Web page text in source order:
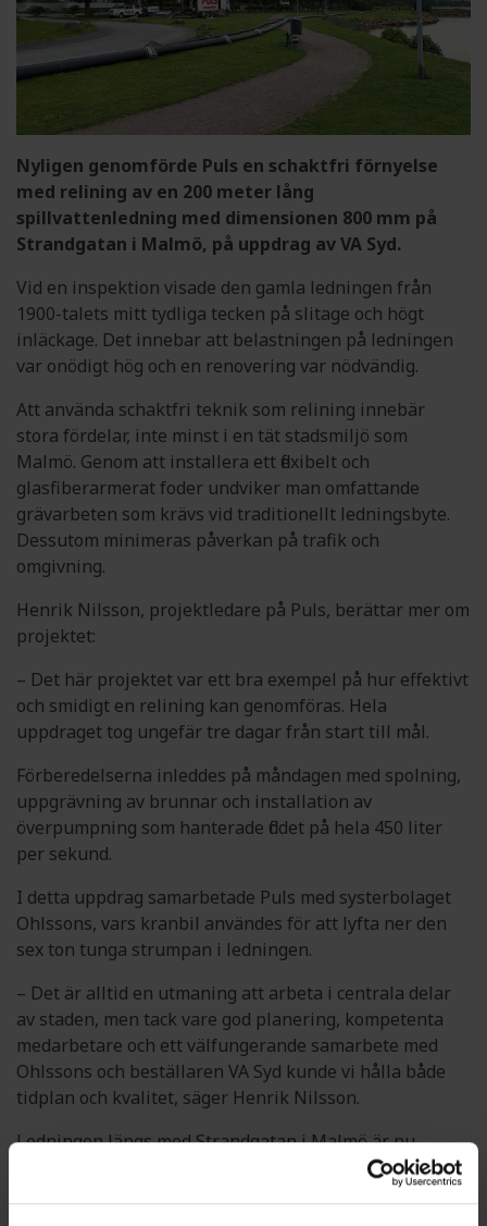
Nyligen genomförde Puls en schaktfri förnyelse
med relining av en 200 meter lång
spillvattenledning med dimensionen 800 mm på
Strandgatan i Malmö, på uppdrag av VA Syd.
Vid en inspektion visade den gamla ledningen från
1900-talets mitt tydliga tecken på slitage och högt
inläckage. Det innebar att belastningen på ledningen
var onödigt hög och en renovering var nödvändig.
Att använda schaktfri teknik som relining innebär
stora fördelar, inte minst i en tät stadsmiljö som
Malmö. Genom att installera ett flexibelt och
glasfiberarmerat foder undviker man omfattande
grävarbeten som krävs vid traditionellt ledningsbyte.
Dessutom minimeras påverkan på trafik och
omgivning.
Henrik Nilsson, projektledare på Puls, berättar mer om
projektet:
– Det här projektet var ett bra exempel på hur effektivt
och smidigt en relining kan genomföras. Hela
uppdraget tog ungefär tre dagar från start till mål.
Förberedelserna inleddes på måndagen med spolning,
uppgrävning av brunnar och installation av
överpumpning som hanterade flödet på hela 450 liter
per sekund.
I detta uppdrag samarbetade Puls med systerbolaget
Ohlssons, vars kranbil användes för att lyfta ner den
sex ton tunga strumpan i ledningen.
– Det är alltid en utmaning att arbeta i centrala delar
av staden, men tack vare god planering, kompetenta
medarbetare och ett välfungerande samarbete med
Ohlssons och beställaren VA Syd kunde vi hålla både
tidplan och kvalitet, säger Henrik Nilsson.
Ledningen längs med Strandgatan i Malmö är nu